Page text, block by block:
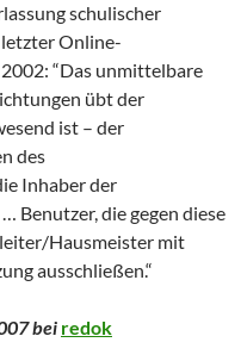
schulischer
Online-
“Das unmittelbare
übt der
ist – der
des
Inhaber der
Benutzer, die gegen diese
Hausmeister mit
ausschließen.“
bei redok